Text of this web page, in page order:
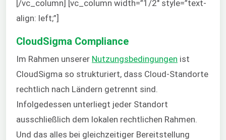
[/vc_column] [vc_column width=”1/2″ style=”text-
align: left;”]
CloudSigma Compliance
Im Rahmen unserer Nutzungsbedingungen ist
CloudSigma so strukturiert, dass Cloud-Standorte
rechtlich nach Ländern getrennt sind.
Infolgedessen unterliegt jeder Standort
ausschließlich dem lokalen rechtlichen Rahmen.
Und das alles bei gleichzeitiger Bereitstellung